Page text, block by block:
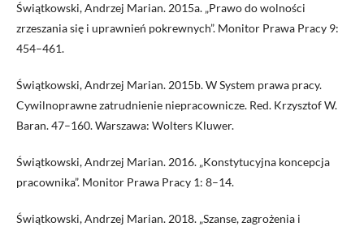
Świątkowski, Andrzej Marian. 2015a. „Prawo do wolności
zrzeszania się i uprawnień pokrewnych”. Monitor Prawa Pracy 9:
454–461.
Świątkowski, Andrzej Marian. 2015b. W System prawa pracy.
Cywilnoprawne zatrudnienie niepracownicze. Red. Krzysztof W.
Baran. 47–160. Warszawa: Wolters Kluwer.
Świątkowski, Andrzej Marian. 2016. „Konstytucyjna koncepcja
pracownika”. Monitor Prawa Pracy 1: 8–14.
Świątkowski, Andrzej Marian. 2018. „Szanse, zagrożenia i